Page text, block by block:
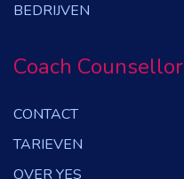
BEDRIJVEN
Coach Counsellor
CONTACT
TARIEVEN
OVER YES